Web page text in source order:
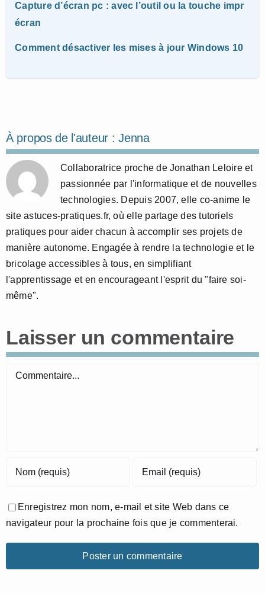
Capture d’écran pc : avec l’outil ou la touche impr
écran
Comment désactiver les mises à jour Windows 10
À propos de l'auteur :Jenna
Collaboratrice proche de Jonathan Leloire et
passionnée par l'informatique et de nouvelles
technologies. Depuis 2007, elle co-anime le
site astuces-pratiques.fr, où elle partage des tutoriels
pratiques pour aider chacun à accomplir ses projets de
manière autonome. Engagée à rendre la technologie et le
bricolage accessibles à tous, en simplifiant
l'apprentissage et en encourageant l'esprit du "faire soi-
même".
Laisser un commentaire
Commentaire
Enregistrez mon nom, e-mail et site Web dans ce
navigateur pour la prochaine fois que je commenterai.